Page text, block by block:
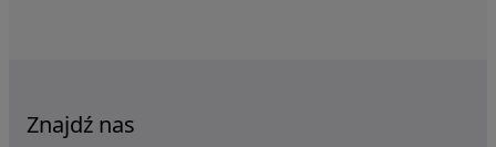
Znajdź nas